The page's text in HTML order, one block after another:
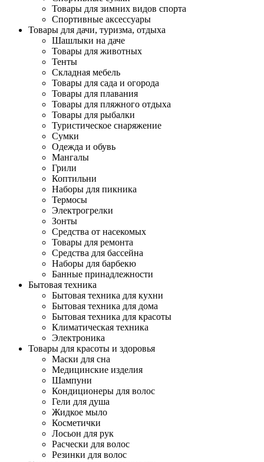
Товары для зимних видов спорта
Спортивные аксессуары
Товары для дачи, туризма, отдыха
Шашлыки на даче
Товары для животных
Тенты
Складная мебель
Товары для сада и огорода
Товары для плавания
Товары для пляжного отдыха
Товары для рыбалки
Туристическое снаряжение
Сумки
Одежда и обувь
Мангалы
Грили
Коптильни
Наборы для пикника
Термосы
Электрогрелки
Зонты
Средства от насекомых
Товары для ремонта
Средства для бассейна
Наборы для барбекю
Банные принадлежности
Бытовая техника
Бытовая техника для кухни
Бытовая техника для дома
Бытовая техника для красоты
Климатическая техника
Электроника
Товары для красоты и здоровья
Маски для сна
Медицинские изделия
Шампуни
Кондиционеры для волос
Гели для душа
Жидкое мыло
Косметички
Лосьон для рук
Расчески для волос
Резинки для волос